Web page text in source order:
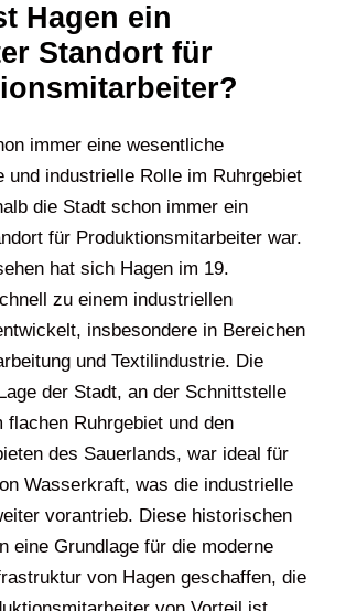
Hagen ein
Standort für
immer eine wesentliche
und industrielle Rolle im Ruhrgebiet
die Stadt schon immer ein
für Produktionsmitarbeiter war.
hat sich Hagen im 19.
zu einem industriellen
insbesondere in Bereichen
und Textilindustrie. Die
der Stadt, an der Schnittstelle
flachen Ruhrgebiet und den
des Sauerlands, war ideal für
Wasserkraft, was die industrielle
vorantrieb. Diese historischen
eine Grundlage für die moderne
von Hagen geschaffen, die